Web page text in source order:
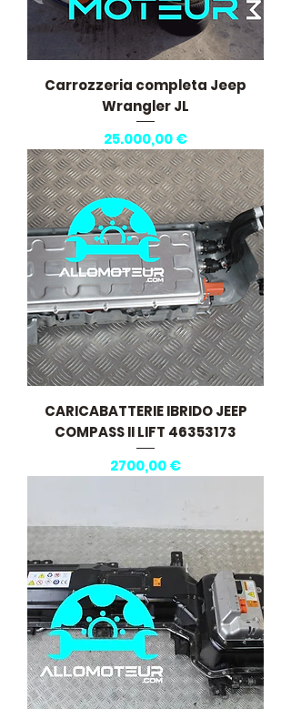
Carrozzeria completa Jeep
Wrangler JL
Prezzo
25.000,00 €
CARICABATTERIE IBRIDO JEEP
COMPASS II LIFT 46353173
Prezzo
2700,00 €